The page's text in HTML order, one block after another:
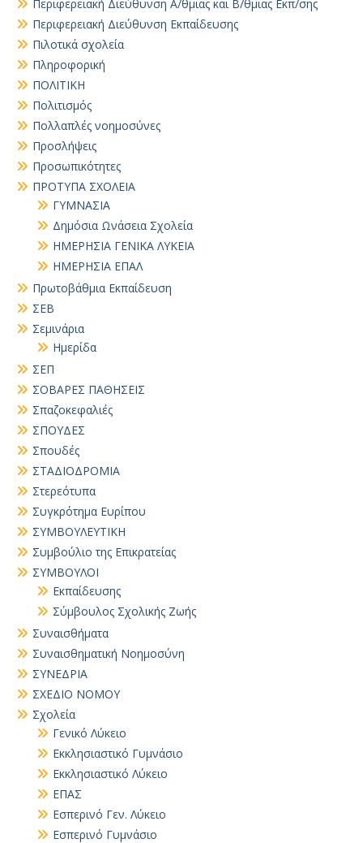
Περιφερειακή Διεύθυνση Α/θμιας και Β/θμιας Εκπ/σης
Περιφερειακή Διεύθυνση Εκπαίδευσης
Πιλοτικά σχολεία
Πληροφορική
ΠΟΛΙΤΙΚΗ
Πολιτισμός
Πολλαπλές νοημοσύνες
Προσλήψεις
Προσωπικότητες
ΠΡΟΤΥΠΑ ΣΧΟΛΕΙΑ
ΓΥΜΝΑΣΙΑ
Δημόσια Ωνάσεια Σχολεία
ΗΜΕΡΗΣΙΑ ΓΕΝΙΚΑ ΛΥΚΕΙΑ
ΗΜΕΡΗΣΙΑ ΕΠΑΛ
Πρωτοβάθμια Εκπαίδευση
ΣΕΒ
Σεμινάρια
Ημερίδα
ΣΕΠ
ΣΟΒΑΡΕΣ ΠΑΘΗΣΕΙΣ
Σπαζοκεφαλιές
ΣΠΟΥΔΕΣ
Σπουδές
ΣΤΑΔΙΟΔΡΟΜΙΑ
Στερεότυπα
Συγκρότημα Ευρίπου
ΣΥΜΒΟΥΛΕΥΤΙΚΗ
Συμβούλιο της Επικρατείας
ΣΥΜΒΟΥΛΟΙ
Εκπαίδευσης
Σύμβουλος Σχολικής Ζωής
Συναισθήματα
Συναισθηματική Νοημοσύνη
ΣΥΝΕΔΡΙΑ
ΣΧΕΔΙΟ ΝΟΜΟΥ
Σχολεία
Γενικό Λύκειο
Εκκλησιαστικό Γυμνάσιο
Εκκλησιαστικό Λύκειο
ΕΠΑΣ
Εσπερινό Γεν. Λύκειο
Εσπερινό Γυμνάσιο